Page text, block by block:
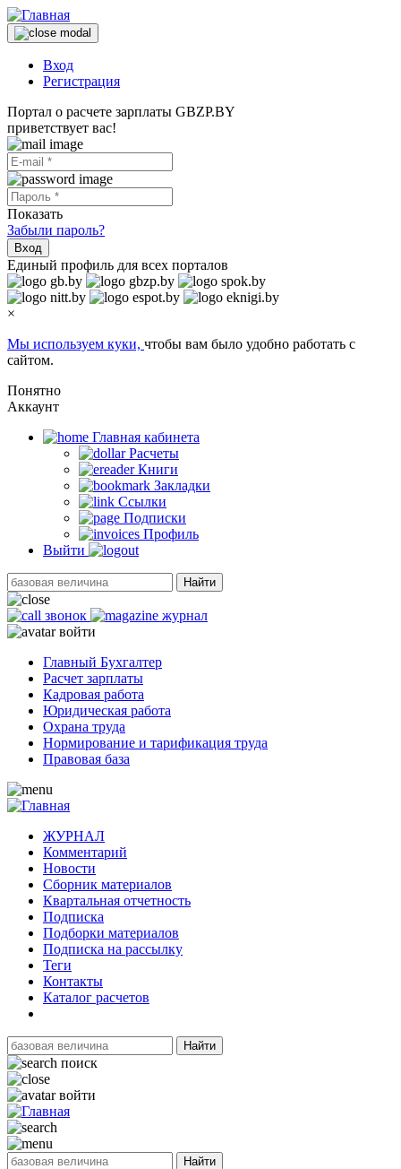
Вход
Регистрация
Портал о расчете зарплаты GBZP.BY
приветствует вас!
Показать
Забыли пароль?
Вход
Единый профиль для всех порталов
×
Мы используем куки, чтобы вам было удобно работать с
сайтом.
Понятно
Аккаунт
Главная кабинетa
Расчеты
Книги
Закладки
Ссылки
Подписки
Профиль
Выйти
Найти
звонок
журнал
войти
Главный Бухгалтер
Расчет зарплаты
Кадровая работа
Юридическая работа
Охрана труда
Нормирование и тарификация труда
Правовая база
ЖУРНАЛ
Комментарий
Новости
Сборник материалов
Квартальная отчетность
Подписка
Подборки материалов
Подписка на рассылку
Теги
Контакты
Каталог расчетов
Найти
поиск
войти
Найти